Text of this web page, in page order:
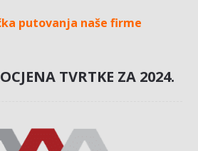
putovanja naše firme
TVRTKE ZA 2024.